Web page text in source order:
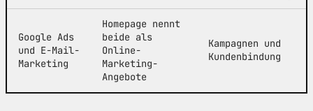
Google Ads
und E-Mail-
Marketing
Homepage nennt
beide als
Online-
Marketing-
Angebote
Kampagnen und
Kundenbindung